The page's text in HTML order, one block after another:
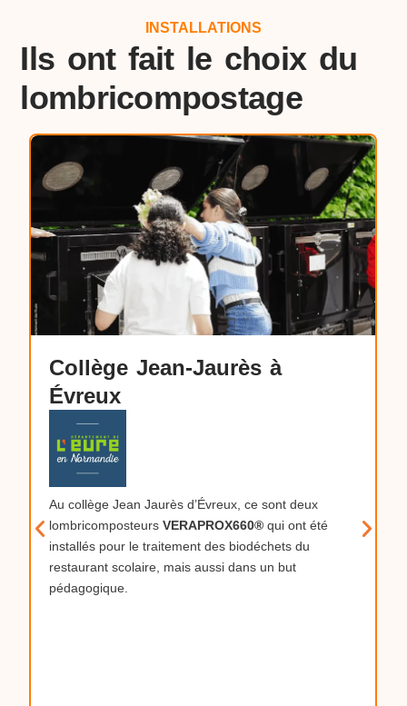
INSTALLATIONS
Ils ont fait le choix du
lombricompostage
Collège Jean-Jaurès à
Évreux
Au collège Jean Jaurès d’Évreux, ce sont deux
lombricomposteursVERAPROX660® qui ont été
installés pour le traitement des biodéchets du
restaurant scolaire, mais aussi dans un but
pédagogique.